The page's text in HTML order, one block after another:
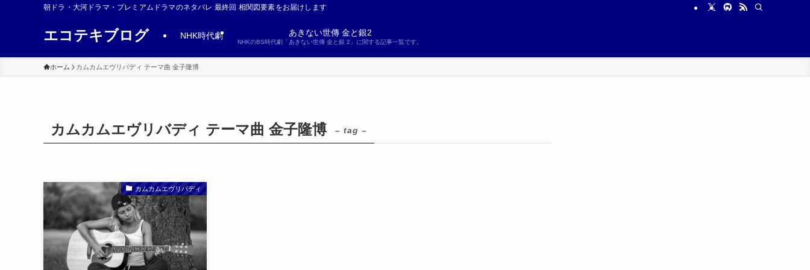
朝ドラ・大河ドラマ・プレミアムドラマのネタバレ 最終回 相関図要素をお届けします
エコテキブログ NHK時代劇 あきない世傳 金と銀2
NHKのBS時代劇「あきない世傳 金と銀 2」に関する記事一覧です。
ホーム カムカムエヴリバディ テーマ曲 金子隆博
カムカムエヴリバディ テーマ曲 金子隆博 – tag –
カムカムエヴリバディ